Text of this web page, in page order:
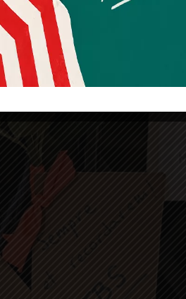
consentiment pot ser revocat en
l’enllaç de baixa present a